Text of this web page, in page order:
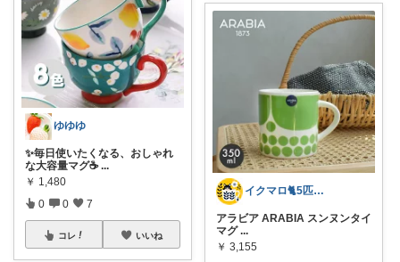
ゆゆゆ
✨毎日使いたくなる、おしゃれ
な大容量マグ☕ ...
￥ 1,480
0 0 7
コレ いいね
イクマロ🐈5匹の猫とおうちカフェ☕️
アラビア ARABIA スンヌンタイ
マグ ...
￥ 3,155